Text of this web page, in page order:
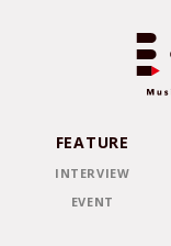
FEATURE
INTERVIEW
EVENT